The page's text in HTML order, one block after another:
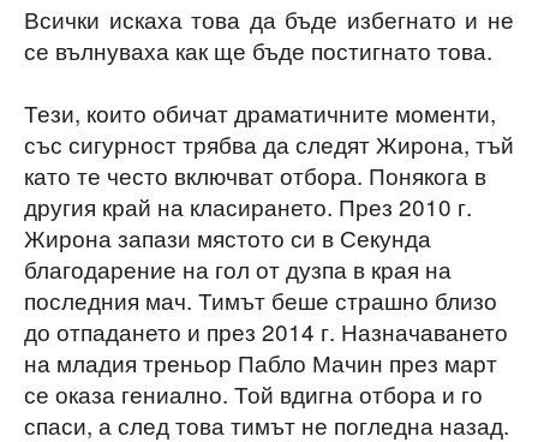
Всички искаха това да бъде избегнато и не
се вълнуваха как ще бъде постигнато това.
Тези, които обичат драматичните моменти,
със сигурност трябва да следят Жирона, тъй
като те често включват отбора. Понякога в
другия край на класирането. През 2010 г.
Жирона запази мястото си в Секунда
благодарение на гол от дузпа в края на
последния мач. Тимът беше страшно близо
до отпадането и през 2014 г. Назначаването
на младия треньор Пабло Мачин през март
се оказа гениално. Той вдигна отбора и го
спаси, а след това тимът не погледна назад.